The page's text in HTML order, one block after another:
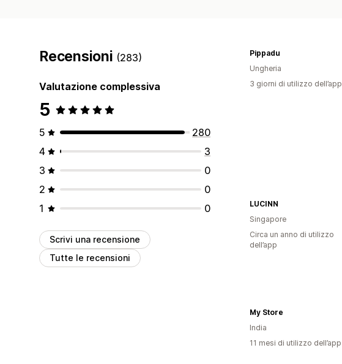
Recensioni (283)
Valutazione complessiva
5
5
280
4
3
3
0
2
0
1
0
Scrivi una recensione
Tutte le recensioni
Pippadu
Ungheria
3 giorni di utilizzo dell’app
LUCINN
Singapore
Circa un anno di utilizzo
dell’app
My Store
India
11 mesi di utilizzo dell’app